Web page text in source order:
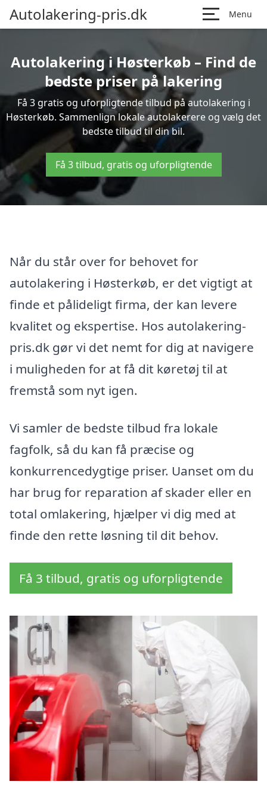
Autolakering-pris.dk Menu
Autolakering i Høsterkøb – Find de
bedste priser på lakering
Få 3 gratis og uforpligtende tilbud på autolakering i
Høsterkøb. Sammenlign lokale autolakerere og vælg det
bedste tilbud til din bil.
Få 3 tilbud, gratis og uforpligtende
Når du står over for behovet for
autolakering i Høsterkøb, er det vigtigt at
finde et pålideligt firma, der kan levere
kvalitet og ekspertise. Hos autolakering-
pris.dk gør vi det nemt for dig at navigere
i muligheden for at få dit køretøj til at
fremstå som nyt igen.
Vi samler de bedste tilbud fra lokale
fagfolk, så du kan få præcise og
konkurrencedygtige priser. Uanset om du
har brug for reparation af skader eller en
total omlakering, hjælper vi dig med at
finde den rette løsning til dit behov.
Få 3 tilbud, gratis og uforpligtende